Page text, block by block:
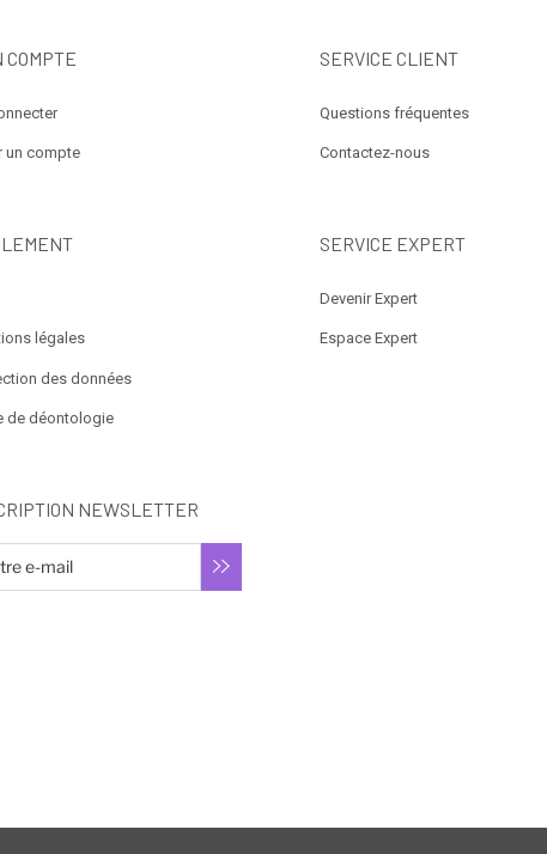
COMPTE
un compte
légales
des données
de déontologie
NEWSLETTER
SERVICE CLIENT
Questions fréquentes
Contactez-nous
SERVICE EXPERT
Devenir Expert
Espace Expert